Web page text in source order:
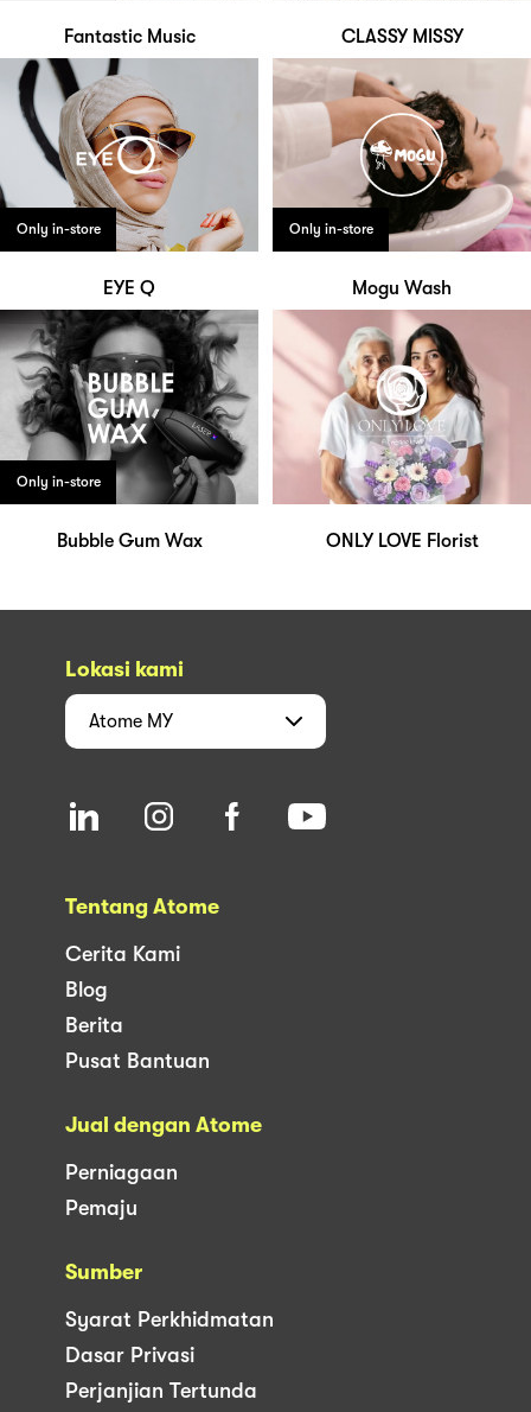
Fantastic Music CLASSY MISSY
Only in-store
EYE Q
Only in-store
Mogu Wash
Only in-store
Bubble Gum Wax ONLY LOVE Florist
Lokasi kami
Atome MY
Tentang Atome
Cerita Kami
Blog
Berita
Pusat Bantuan
Jual dengan Atome
Perniagaan
Pemaju
Sumber
Syarat Perkhidmatan
Dasar Privasi
Perjanjian Tertunda